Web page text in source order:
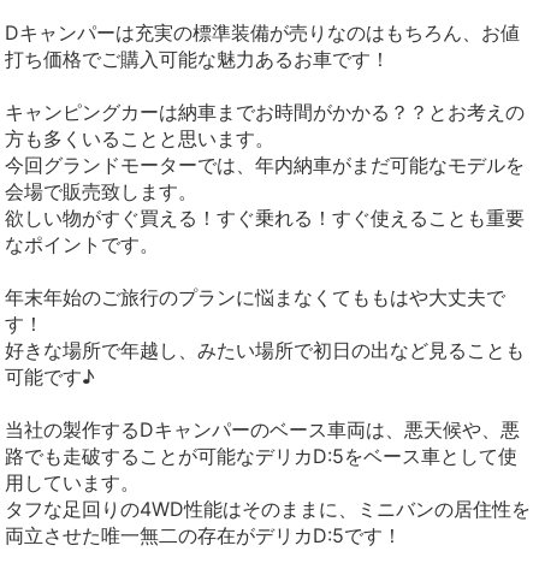
Dキャンパーは充実の標準装備が売りなのはもちろん、お値
打ち価格でご購入可能な魅力あるお車です！
キャンピングカーは納車までお時間がかかる？？とお考えの
方も多くいることと思います。
今回グランドモーターでは、年内納車がまだ可能なモデルを
会場で販売致します。
欲しい物がすぐ買える！すぐ乗れる！すぐ使えることも重要
なポイントです。
年末年始のご旅行のプランに悩まなくてももはや大丈夫で
す！
好きな場所で年越し、みたい場所で初日の出など見ることも
可能です♪
当社の製作するDキャンパーのベース車両は、悪天候や、悪
路でも走破することが可能なデリカD:5をベース車として使
用しています。
タフな足回りの4WD性能はそのままに、ミニバンの居住性を
両立させた唯一無二の存在がデリカD:5です！